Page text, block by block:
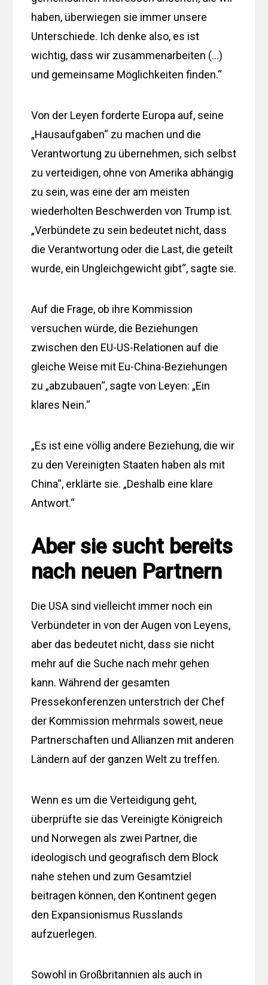
haben, überwiegen sie immer unsere
Unterschiede. Ich denke also, es ist
wichtig, dass wir zusammenarbeiten (…)
und gemeinsame Möglichkeiten finden.“
Von der Leyen forderte Europa auf, seine
„Hausaufgaben“ zu machen und die
Verantwortung zu übernehmen, sich selbst
zu verteidigen, ohne von Amerika abhängig
zu sein, was eine der am meisten
wiederholten Beschwerden von Trump ist.
„Verbündete zu sein bedeutet nicht, dass
die Verantwortung oder die Last, die geteilt
wurde, ein Ungleichgewicht gibt“, sagte sie.
Auf die Frage, ob ihre Kommission
versuchen würde, die Beziehungen
zwischen den EU-US-Relationen auf die
gleiche Weise mit Eu-China-Beziehungen
zu „abzubauen“, sagte von Leyen: „Ein
klares Nein.“
„Es ist eine völlig andere Beziehung, die wir
zu den Vereinigten Staaten haben als mit
China“, erklärte sie. „Deshalb eine klare
Antwort.“
Aber sie sucht bereits
nach neuen Partnern
Die USA sind vielleicht immer noch ein
Verbündeter in von der Augen von Leyens,
aber das bedeutet nicht, dass sie nicht
mehr auf die Suche nach mehr gehen
kann. Während der gesamten
Pressekonferenzen unterstrich der Chef
der Kommission mehrmals soweit, neue
Partnerschaften und Allianzen mit anderen
Ländern auf der ganzen Welt zu treffen.
Wenn es um die Verteidigung geht,
überprüfte sie das Vereinigte Königreich
und Norwegen als zwei Partner, die
ideologisch und geografisch dem Block
nahe stehen und zum Gesamtziel
beitragen können, den Kontinent gegen
den Expansionismus Russlands
aufzuerlegen.
Sowohl in Großbritannien als auch in